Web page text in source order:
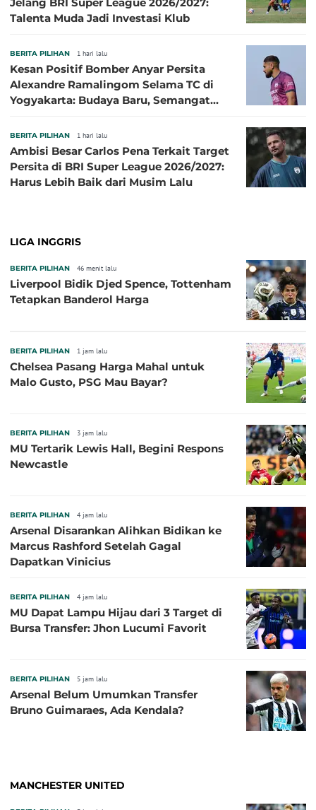
Talenta Muda Jadi Investasi Klub
BERITA PILIHAN 1 hari lalu
Kesan Positif Bomber Anyar Persita
Alexandre Ramalingom Selama TC di
Yogyakarta: Budaya Baru, Semangat
BERITA PILIHAN 1 hari lalu
Ambisi Besar Carlos Pena Terkait Target
Persita di BRI Super League 2026/2027:
Harus Lebih Baik dari Musim Lalu
LIGA INGGRIS
BERITA PILIHAN 46 menit lalu
Liverpool Bidik Djed Spence, Tottenham
Tetapkan Banderol Harga
BERITA PILIHAN 1 jam lalu
Chelsea Pasang Harga Mahal untuk
Malo Gusto, PSG Mau Bayar?
BERITA PILIHAN 3 jam lalu
MU Tertarik Lewis Hall, Begini Respons
Newcastle
BERITA PILIHAN 4 jam lalu
Arsenal Disarankan Alihkan Bidikan ke
Marcus Rashford Setelah Gagal
Dapatkan Vinicius
BERITA PILIHAN 4 jam lalu
MU Dapat Lampu Hijau dari 3 Target di
Bursa Transfer: Jhon Lucumi Favorit
BERITA PILIHAN 5 jam lalu
Arsenal Belum Umumkan Transfer
Bruno Guimaraes, Ada Kendala?
MANCHESTER UNITED